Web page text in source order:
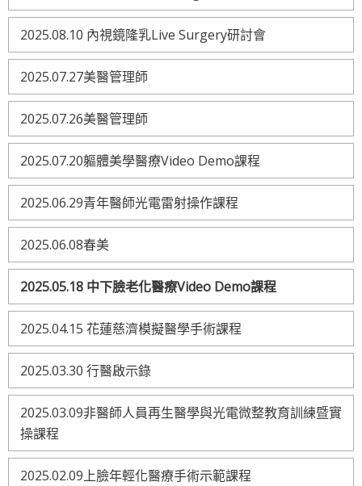
2025.08.10 內視鏡隆乳Live Surgery研討會
2025.07.27美醫管理師
2025.07.26美醫管理師
2025.07.20軀體美學醫療Video Demo課程
2025.06.29青年醫師光電雷射操作課程
2025.06.08春美
2025.05.18 中下臉老化醫療Video Demo課程
2025.04.15 花蓮慈濟模擬醫學手術課程
2025.03.30 行醫啟示錄
2025.03.09非醫師人員再生醫學與光電微整教育訓練暨實
操課程
2025.02.09上臉年輕化醫療手術示範課程